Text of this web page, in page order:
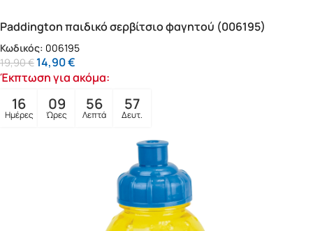
Paddington παιδικό σερβίτσιο φαγητού (006195)
Κωδικός: 006195
19,90€ 14,90€
Έκπτωση για ακόμα:
16
Ημέρες
09
Ώρες
56
Λεπτά
56
Δευτ.